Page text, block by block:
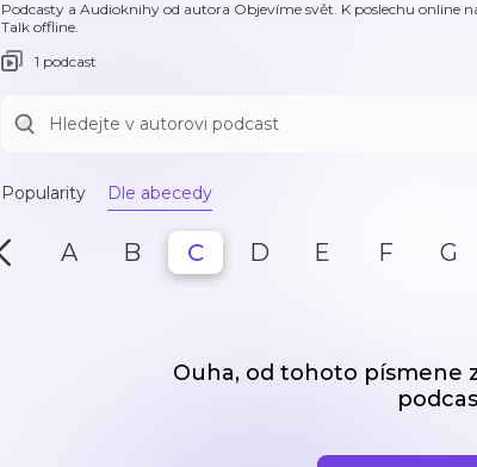
Podcasty a Audioknihy od autora Objevíme svět. K poslechu online
Talk offline.
1 podcast
Popularity Dle abecedy
A B C D E F G
Ouha, od tohoto písmene